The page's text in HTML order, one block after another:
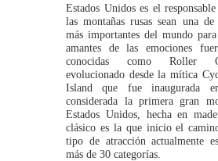
Estados Unidos es el
las montañas rusas sean una de
más importantes del mundo
amantes de las emociones
conocidas como Roller
evolucionado desde la mítica
Island que fue inaugurada
considerada la primera gran
Estados Unidos, hecha en
clásico es la que inicio el
tipo de atracción actualmente
más de 30 categorías.